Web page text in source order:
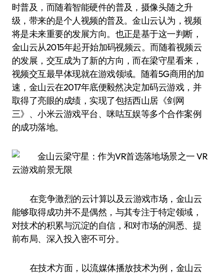
时普及，而随着智能硬件的普及，摄像头随之升
级，带来的是个人视频的普及。金山云认为，视频
将是未来重要的发展方向。也正是基于这一判断，
金山云从2015年起开始加码视频云。而随着视频云
的发展，交互成为了新的方向，而在梁守星看来，
视频交互最早体现就在游戏领域。随着5G商用的加
速，金山云在2017年底便毅然决定加码云游戏，并
取得了亮眼的成绩，实现了包括西山居《剑网
三》、小米云游戏平台、咪咕互娱等多个合作案例
的成功落地。
在竞争激烈的云计算以及云游戏市场，金山云
能够取得成功并不是偶然，与其专注于特定领域，
对技术的积累与沉淀的自信，和对市场的洞悉、提
前布局、深入投入密不可分。
在技术方面，以流媒体播放技术为例，金山云